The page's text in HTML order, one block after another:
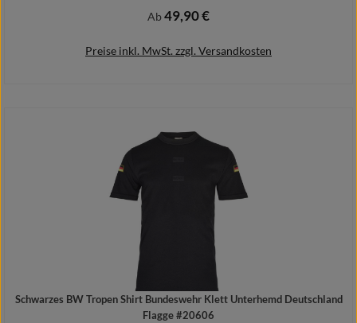
Regulärer Preis:
Ab49,90 €
Preise inkl. MwSt. zzgl. Versandkosten
Details
Schwarzes BW Tropen Shirt Bundeswehr Klett Unterhemd Deutschland
Flagge #20606